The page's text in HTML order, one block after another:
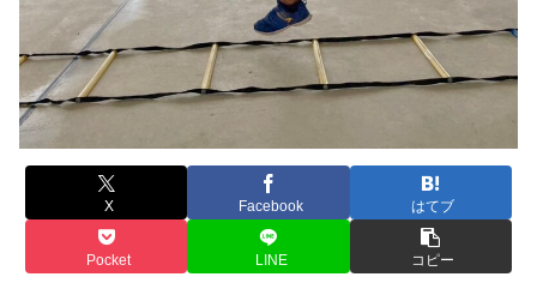
X Facebook はてブ
Pocket LINE コピー